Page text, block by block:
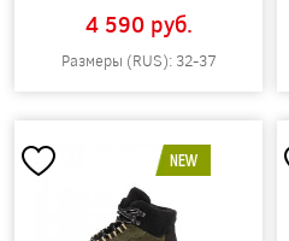
4 590 pуб.
Размеры (RUS): 32-37
NEW